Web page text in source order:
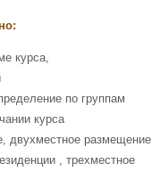
курса,
по группам
курса
двухместное размещение
, трехместное